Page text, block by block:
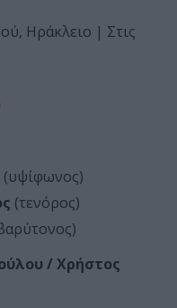
Ηράκλειο | Στις
(υψίφωνος)
(τενόρος)
/ Χρήστος